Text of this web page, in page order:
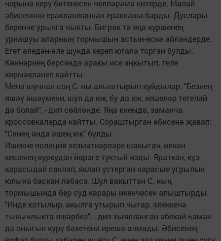
чорына керү бөтенесен челпәрәмә китерде. Малай
әбисеннән ераклашканнан-ераклаша барды. Дуслары
беренче урынга чыкты. Бигрәк тә яңа күршенең
урнашуы аларның тормышын астын-өскә әйләндерде.
Егет әледән-әле шунда кереп югала торган булды.
Көннәрнең берсендә аракы исе аңкытып, теле
көрмәкләнеп кайтты.
Менә шуннан соң С. ны алыштырып куйдылар. "Безнең
яшәү яшәүмени, шул да юк, бу да юк, кешеләр тегеләй
дә болай", - дип сөйләнде. Яңа киемдә, заманча
кроссовкаларда кайтты. Сораштырган әбисенә җавап:
"Синең анда эшең юк" булды.
Ишекне полиция хезмәткәрләре шакыгач, өлкән
кешенең куркудан йөрәге туктый язды. Яраткан, күз
карасыдай саклап, яклап үстергән нарасые угрылык
юлына баскан ләбаса. Шул вакыттан С. ның
тормышында бер суд карары икенчесен алыштырды.
"Инде котылыр, акылга утырып чыгар, элеккечә
тынычлыкта яшәрбез", - дип хыялланган әбекәй һаман
да оныгын күрү бәхетенә ирешә алмады. Әбисенең